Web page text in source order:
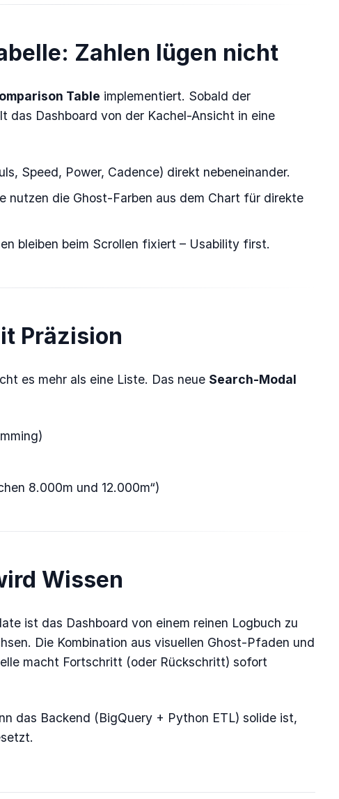
Zahlen lügen nicht
Table implementiert. Sobald der
das Dashboard von der Kachel-Ansicht in eine
Speed, Power, Cadence) direkt nebeneinander.
nutzen die Ghost-Farben aus dem Chart für direkte
bleiben beim Scrollen fixiert – Usability first.
Präzision
es mehr als eine Liste. Das neue Search-Modal
8.000m und 12.000m“)
Wissen
ist das Dashboard von einem reinen Logbuch zu
Die Kombination aus visuellen Ghost-Pfaden und
macht Fortschritt (oder Rückschritt) sofort
das Backend (BigQuery + Python ETL) solide ist,